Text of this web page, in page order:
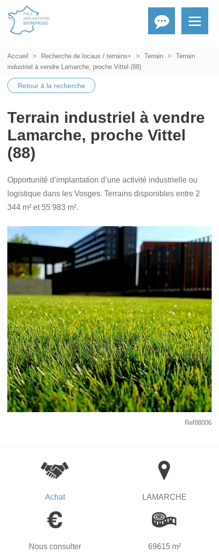
Accueil Recherche de locaux / terrains+ Terrain
Terrain
industriel à vendre Lamarche, proche Vittel (88)
Retour à la recherche
Terrain industriel à vendre
Lamarche, proche Vittel
(88)
Opportunité d’implantation d’une activité industrielle ou
logistique dans les Vosges. Terrains disponibles entre 2
344 m² et 55 983 m².
Ref88006
Achat LAMARCHE
Nous consulter 69615 m²